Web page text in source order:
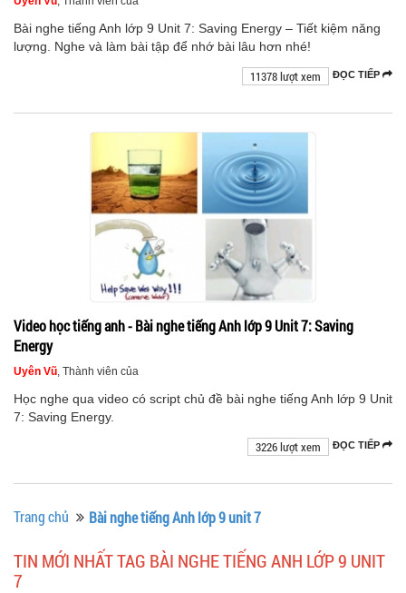
Bài nghe tiếng Anh lớp 9 Unit 7: Saving Energy – Tiết kiệm năng
lượng. Nghe và làm bài tập để nhớ bài lâu hơn nhé!
ĐỌC TIẾP
11378 lượt xem
Video học tiếng anh - Bài nghe tiếng Anh lớp 9 Unit 7: Saving
Energy
Uyên Vũ , Thành viên của
Học nghe qua video có script chủ đề bài nghe tiếng Anh lớp 9 Unit
7: Saving Energy.
ĐỌC TIẾP
3226 lượt xem
Trang chủ Bài nghe tiếng Anh lớp 9 unit 7
TIN MỚI NHẤT TAG BÀI NGHE TIẾNG ANH LỚP 9 UNIT
7